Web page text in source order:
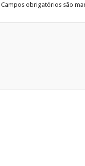
Campos obrigatórios são